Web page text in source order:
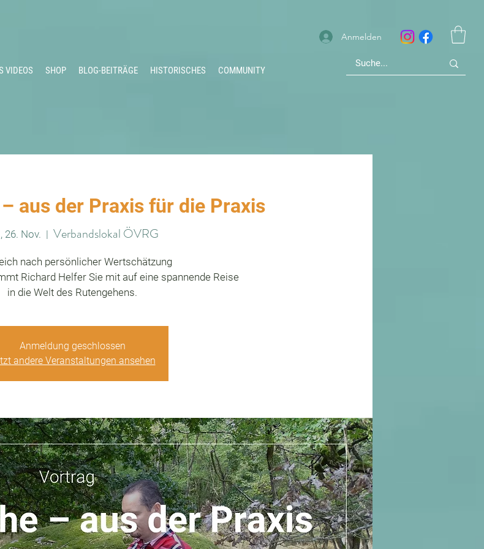
VIDEOS SHOP BLOG-BEITRÄGE HISTORISCHES COMMUNITY
Anmelden
aus der Praxis für die Praxis
26. Nov.
  |
Verbandslokal ÖVRG
nach persönlicher Wertschätzung
Richard Helfer Sie mit auf eine spannende Reise
in die Welt des Rutengehens.
Anmeldung geschlossen
andere Veranstaltungen ansehen